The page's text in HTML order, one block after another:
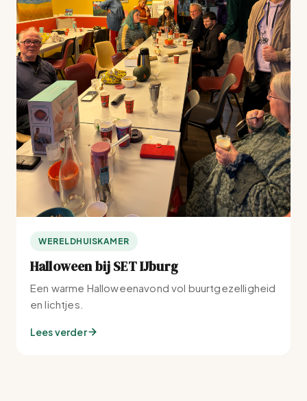
WERELDHUISKAMER
Halloween bij SET IJburg
Een warme Halloweenavond vol buurtgezelligheid
en lichtjes.
Lees verder